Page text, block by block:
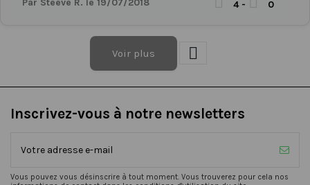
4 - 0
Voir plus 
Inscrivez-vous à notre newsletters
Vous pouvez vous désinscrire à tout moment. Vous trouverez pour cela nos